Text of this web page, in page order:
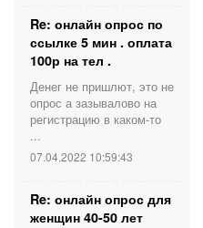
Re: онлайн опрос по
ссылке 5 мин . оплата
100р на тел .
Денег не пришлют, это не
опрос а зазывалово на
регистрацию в каком-то
...
07.04.2022 10:59:43
Re: онлайн опрос для
женщин 40-50 лет